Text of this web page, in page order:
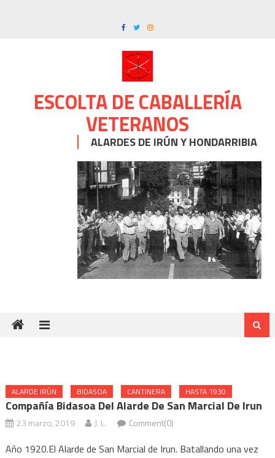
ESCOLTA DE CABALLERÍA
VETERANOS
ALARDES DE IRÚN Y HONDARRIBIA
ALARDE IRÚN BIDASOA CANTINERA HASTA 1930
Compañía Bidasoa Del Alarde De San Marcial De Irun
23 marzo, 2019 J. L. Comment(0)
Año 1920.El Alarde de San Marcial de Irun. Batallando una vez